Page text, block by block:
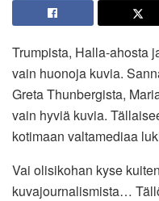
Trumpista, Halla-ahosta
vain huonoja kuvia.
Greta Thunbergista,
vain hyviä kuvia.
kotimaan valtamediaa
Vai olisikohan kyse
kuvajournalismista…